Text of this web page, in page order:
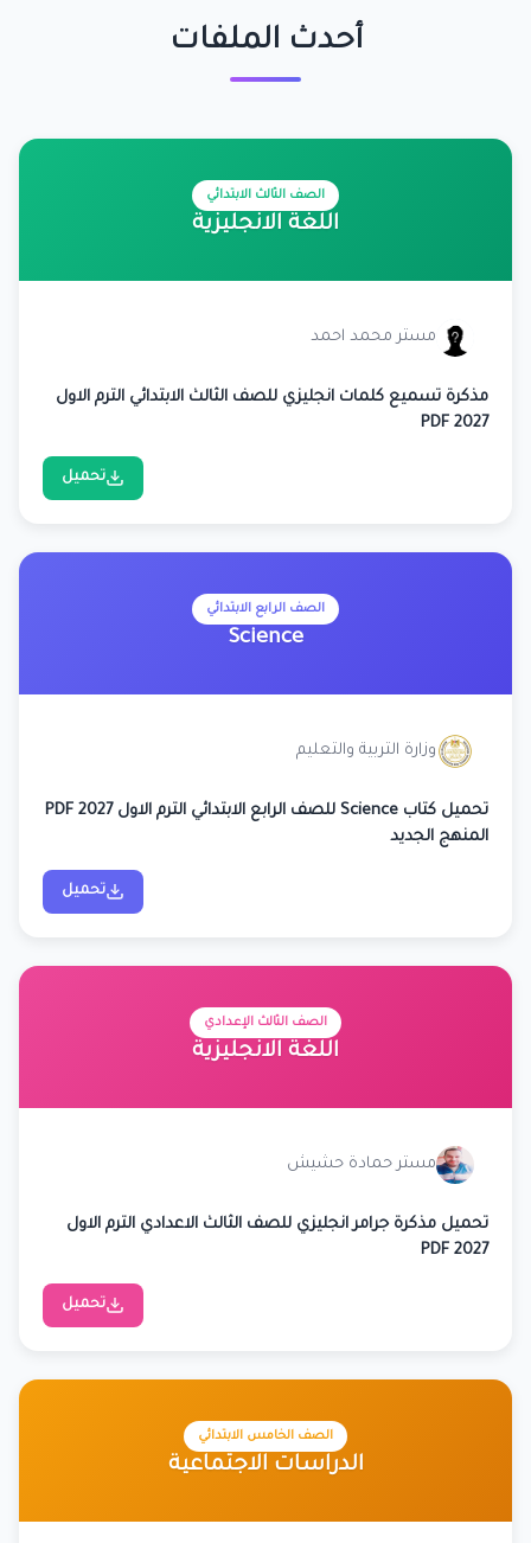
أحدث الملفات
الصف الثالث الابتدائي
اللغة الانجليزية
مستر محمد احمد
مذكرة تسميع كلمات انجليزي للصف الثالث الابتدائي الترم الاول
2027 PDF
تحميل
الصف الرابع الابتدائي
Science
وزارة التربية والتعليم
تحميل كتاب Science للصف الرابع الابتدائي الترم الاول 2027 PDF
المنهج الجديد
تحميل
الصف الثالث الإعدادي
اللغة الانجليزية
مستر حمادة حشيش
تحميل مذكرة جرامر انجليزي للصف الثالث الاعدادي الترم الاول
2027 PDF
تحميل
الصف الخامس الابتدائي
الدراسات الاجتماعية